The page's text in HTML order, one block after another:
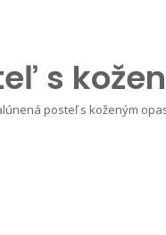
s
posteľ s koženým